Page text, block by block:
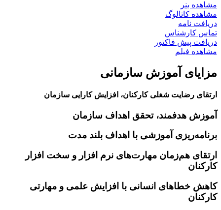
مشاهده بنر
مشاهده کاتالوگ
دریافت نامه
تماس کارشناس
دریافت پیش فاکتور
مشاهده فیلم
مزایای آموزش سازمانی
ارتقای رضایت شغلی کارکنان، افزایش کارایی سازمان
آموزش هدفمند، تحقق اهداف سازمان
برنامه‌ریزی آموزشی با اهداف بلند مدت
ارتقای هم‌زمان مهارت‌های نرم افزار و سخت افزار
کارکنان
کاهش خطاهای انسانی با افزایش علمی و مهارتی
کارکنان